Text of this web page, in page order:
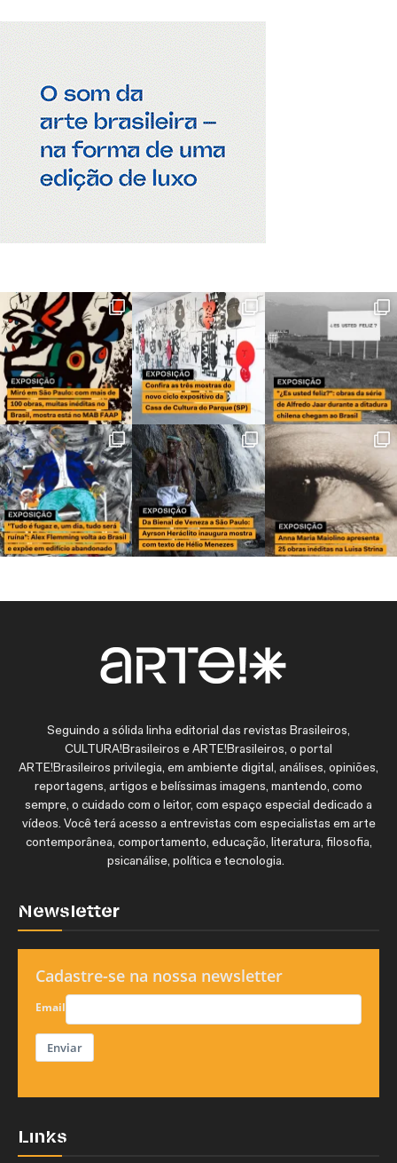
Seguindo a sólida linha editorial das revistas Brasileiros,
CULTURA!Brasileiros e ARTE!Brasileiros, o portal
ARTE!Brasileiros privilegia, em ambiente digital, análises, opiniões,
reportagens, artigos e belíssimas imagens, mantendo, como
sempre, o cuidado com o leitor, com espaço especial dedicado a
vídeos. Você terá acesso a entrevistas com especialistas em arte
contemporânea, comportamento, educação, literatura, filosofia,
psicanálise, política e tecnologia.
Newsletter
Cadastre-se na nossa newsletter
Email
Enviar
Links